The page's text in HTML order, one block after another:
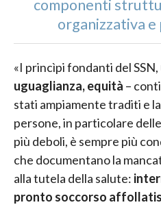
componenti
organizzativa
«I princìpi fondanti del SSN,
uguaglianza, equità –
stati ampiamente traditi e
persone, in particolare
più deboli, è sempre più
che documentano la
alla tutela della salute:
pronto soccorso